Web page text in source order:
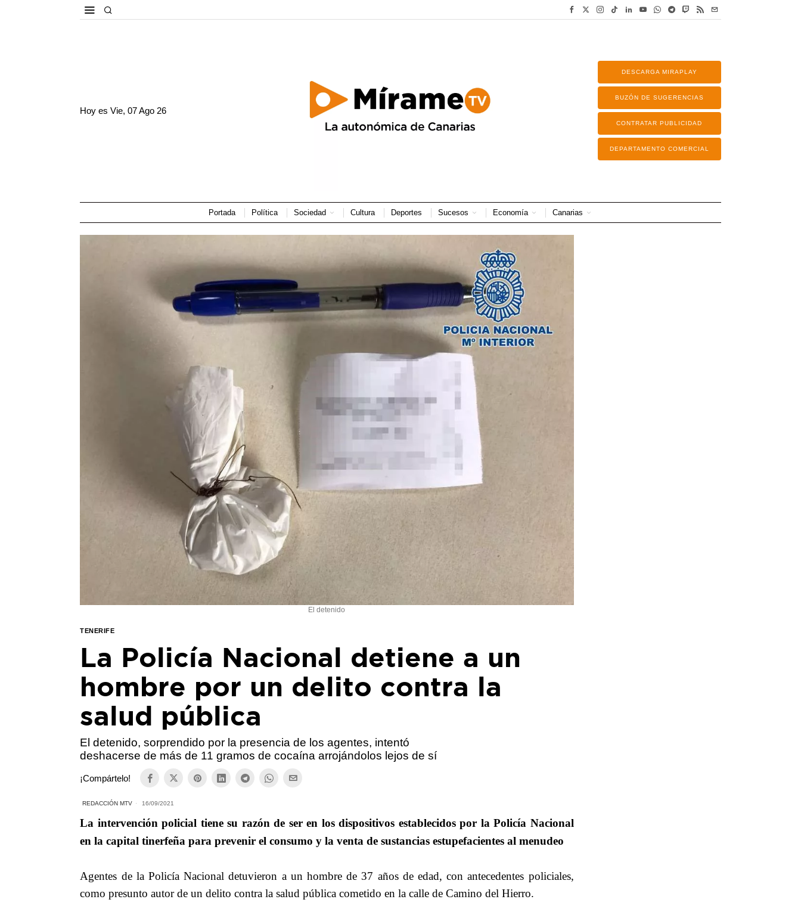
Hoy esVie, 07 Ago 26
DESCARGA MIRAPLAY
BUZÓN DE SUGERENCIAS
CONTRATAR PUBLICIDAD
DEPARTAMENTO COMERCIAL
Portada Política Sociedad Cultura Deportes Sucesos Economía Canarias
El detenido
TENERIFE
La Policía Nacional detiene a un
hombre por un delito contra la
salud pública
El detenido, sorprendido por la presencia de los agentes, intentó
deshacerse de más de 11 gramos de cocaína arrojándolos lejos de sí
¡Compártelo!
REDACCIÓN MTV 16/09/2021
La intervención policial tiene su razón de ser en los dispositivos establecidos por la Policía Nacional
en la capital tinerfeña para prevenir el consumo y la venta de sustancias estupefacientes al menudeo
Agentes de la Policía Nacional detuvieron a un hombre de 37 años de edad, con antecedentes policiales,
como presunto autor de un delito contra la salud pública cometido en la calle de Camino del Hierro.